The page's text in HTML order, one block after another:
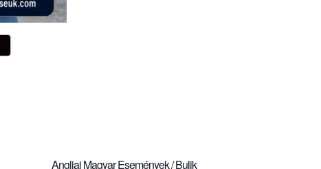
Angliai Magyar Események / Bulik